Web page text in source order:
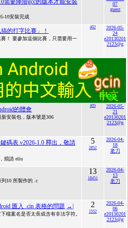
需要降階gcc的版本才能安裝
10安裝完成
07
guest
的打字比賽」！
！ 要參加這個比賽，只需要用一
402
2026-05-
24
e20130201
2123@g
的體會
新安裝包，版本號是306
405
2026-05-
21
e20130201
2123@g
碼表 v2026-1.0 釋出，敬請
煩請 eliu
5
2852
2026-04-
18
老刀
10 所製作的 .c
13
18451
2026-04-
13
老刀
匯入 .cin 表格的問題 →|
檔案名是否太長或含有非法字符。
2
1552
2026-04-
06
e20130201
2123@g